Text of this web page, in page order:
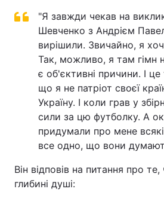
"Я завжди чекав на
Шевченко з Андрієм
вирішили. Звичайно, я
Так, можливо, я там гімн
є об'єктивні причини. І
що я не патріот своєї
Україну. І коли грав у
сили за цю футболку. А
придумали про мене
все одно, що вони
Він відповів на питання про
глибині душі: